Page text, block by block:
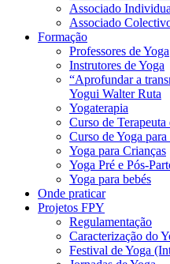
Associado
Associado
Formação
Professores de Yoga
Instrutores de Yoga
“Aprofundar a
Yogui Walter Ruta
Yogaterapia
Curso de
Curso de Yoga para
Yoga para Crianças
Yoga Pré e Pós-
Yoga para bebés
Onde praticar
Projetos FPY
Regulamentação
Caracterização do
Festival de Yoga